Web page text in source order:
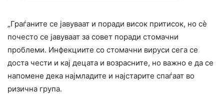
„Граѓаните се јавуваат и поради висок притисок, но сè
почесто се јавуваат за совет поради стомачни
проблеми. Инфекциите со стомачни вируси сега се
доста чести и кај децата и возрасните, но важно е да се
напомене дека најмладите и најстарите спаѓаат во
ризична група.